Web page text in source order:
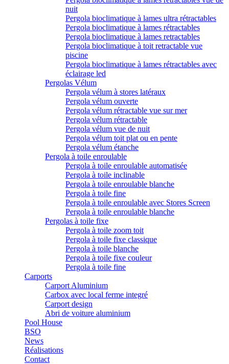
nuit
Pergola bioclimatique à lames ultra rétractables
Pergola bioclimatique à lames rétractables
Pergola bioclimatique à lames retractables
Pergola bioclimatique à toit retractable vue
piscine
Pergola bioclimatique à lames rétractables avec
éclairage led
Pergolas Vélum
Pergola vélum à stores latéraux
Pergola vélum ouverte
Pergola vélum rétractable vue sur mer
Pergola vélum rétractable
Pergola vélum vue de nuit
Pergola vélum toit plat ou en pente
Pergola vélum étanche
Pergola à toile enroulable
Pergola à toile enroulable automatisée
Pergola à toile inclinable
Pergola à toile enroulable blanche
Pergola à toile fine
Pergola à toile enroulable avec Stores Screen
Pergola à toile enroulable blanche
Pergolas à toile fixe
Pergola à toile zoom toit
Pergola à toile fixe classique
Pergola à toile blanche
Pergola à toile fixe couleur
Pergola à toile fine
Carports
Carport Aluminium
Carbox avec local ferme integré
Carport design
Abri de voiture aluminium
Pool House
BSO
News
Réalisations
Contact